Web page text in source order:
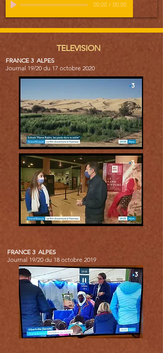
00:00/ 00:00
TELEVISION
FRANCE 3 ALPES
Journal 19/20 du 17 octobre 2020
FRANCE 3 ALPES
Journal 19/20 du 18 octobre 2019